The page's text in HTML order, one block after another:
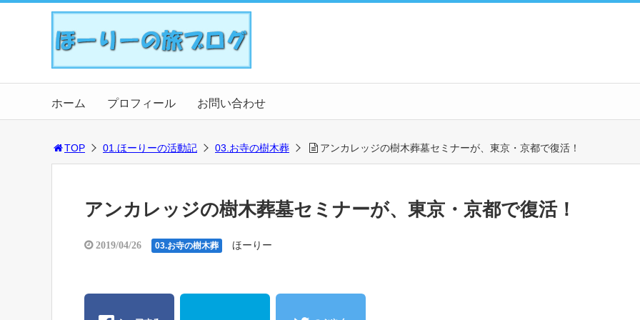
ホーム プロフィール お問い合わせ
TOP 01.ほーりーの活動記 03.お寺の樹木葬 アンカレッジの樹木葬墓セミナーが、東京・京都で復活！
アンカレッジの樹木葬墓セミナーが、東京・京都で復活！
2019/04/26 03.お寺の樹木葬 ほーりー